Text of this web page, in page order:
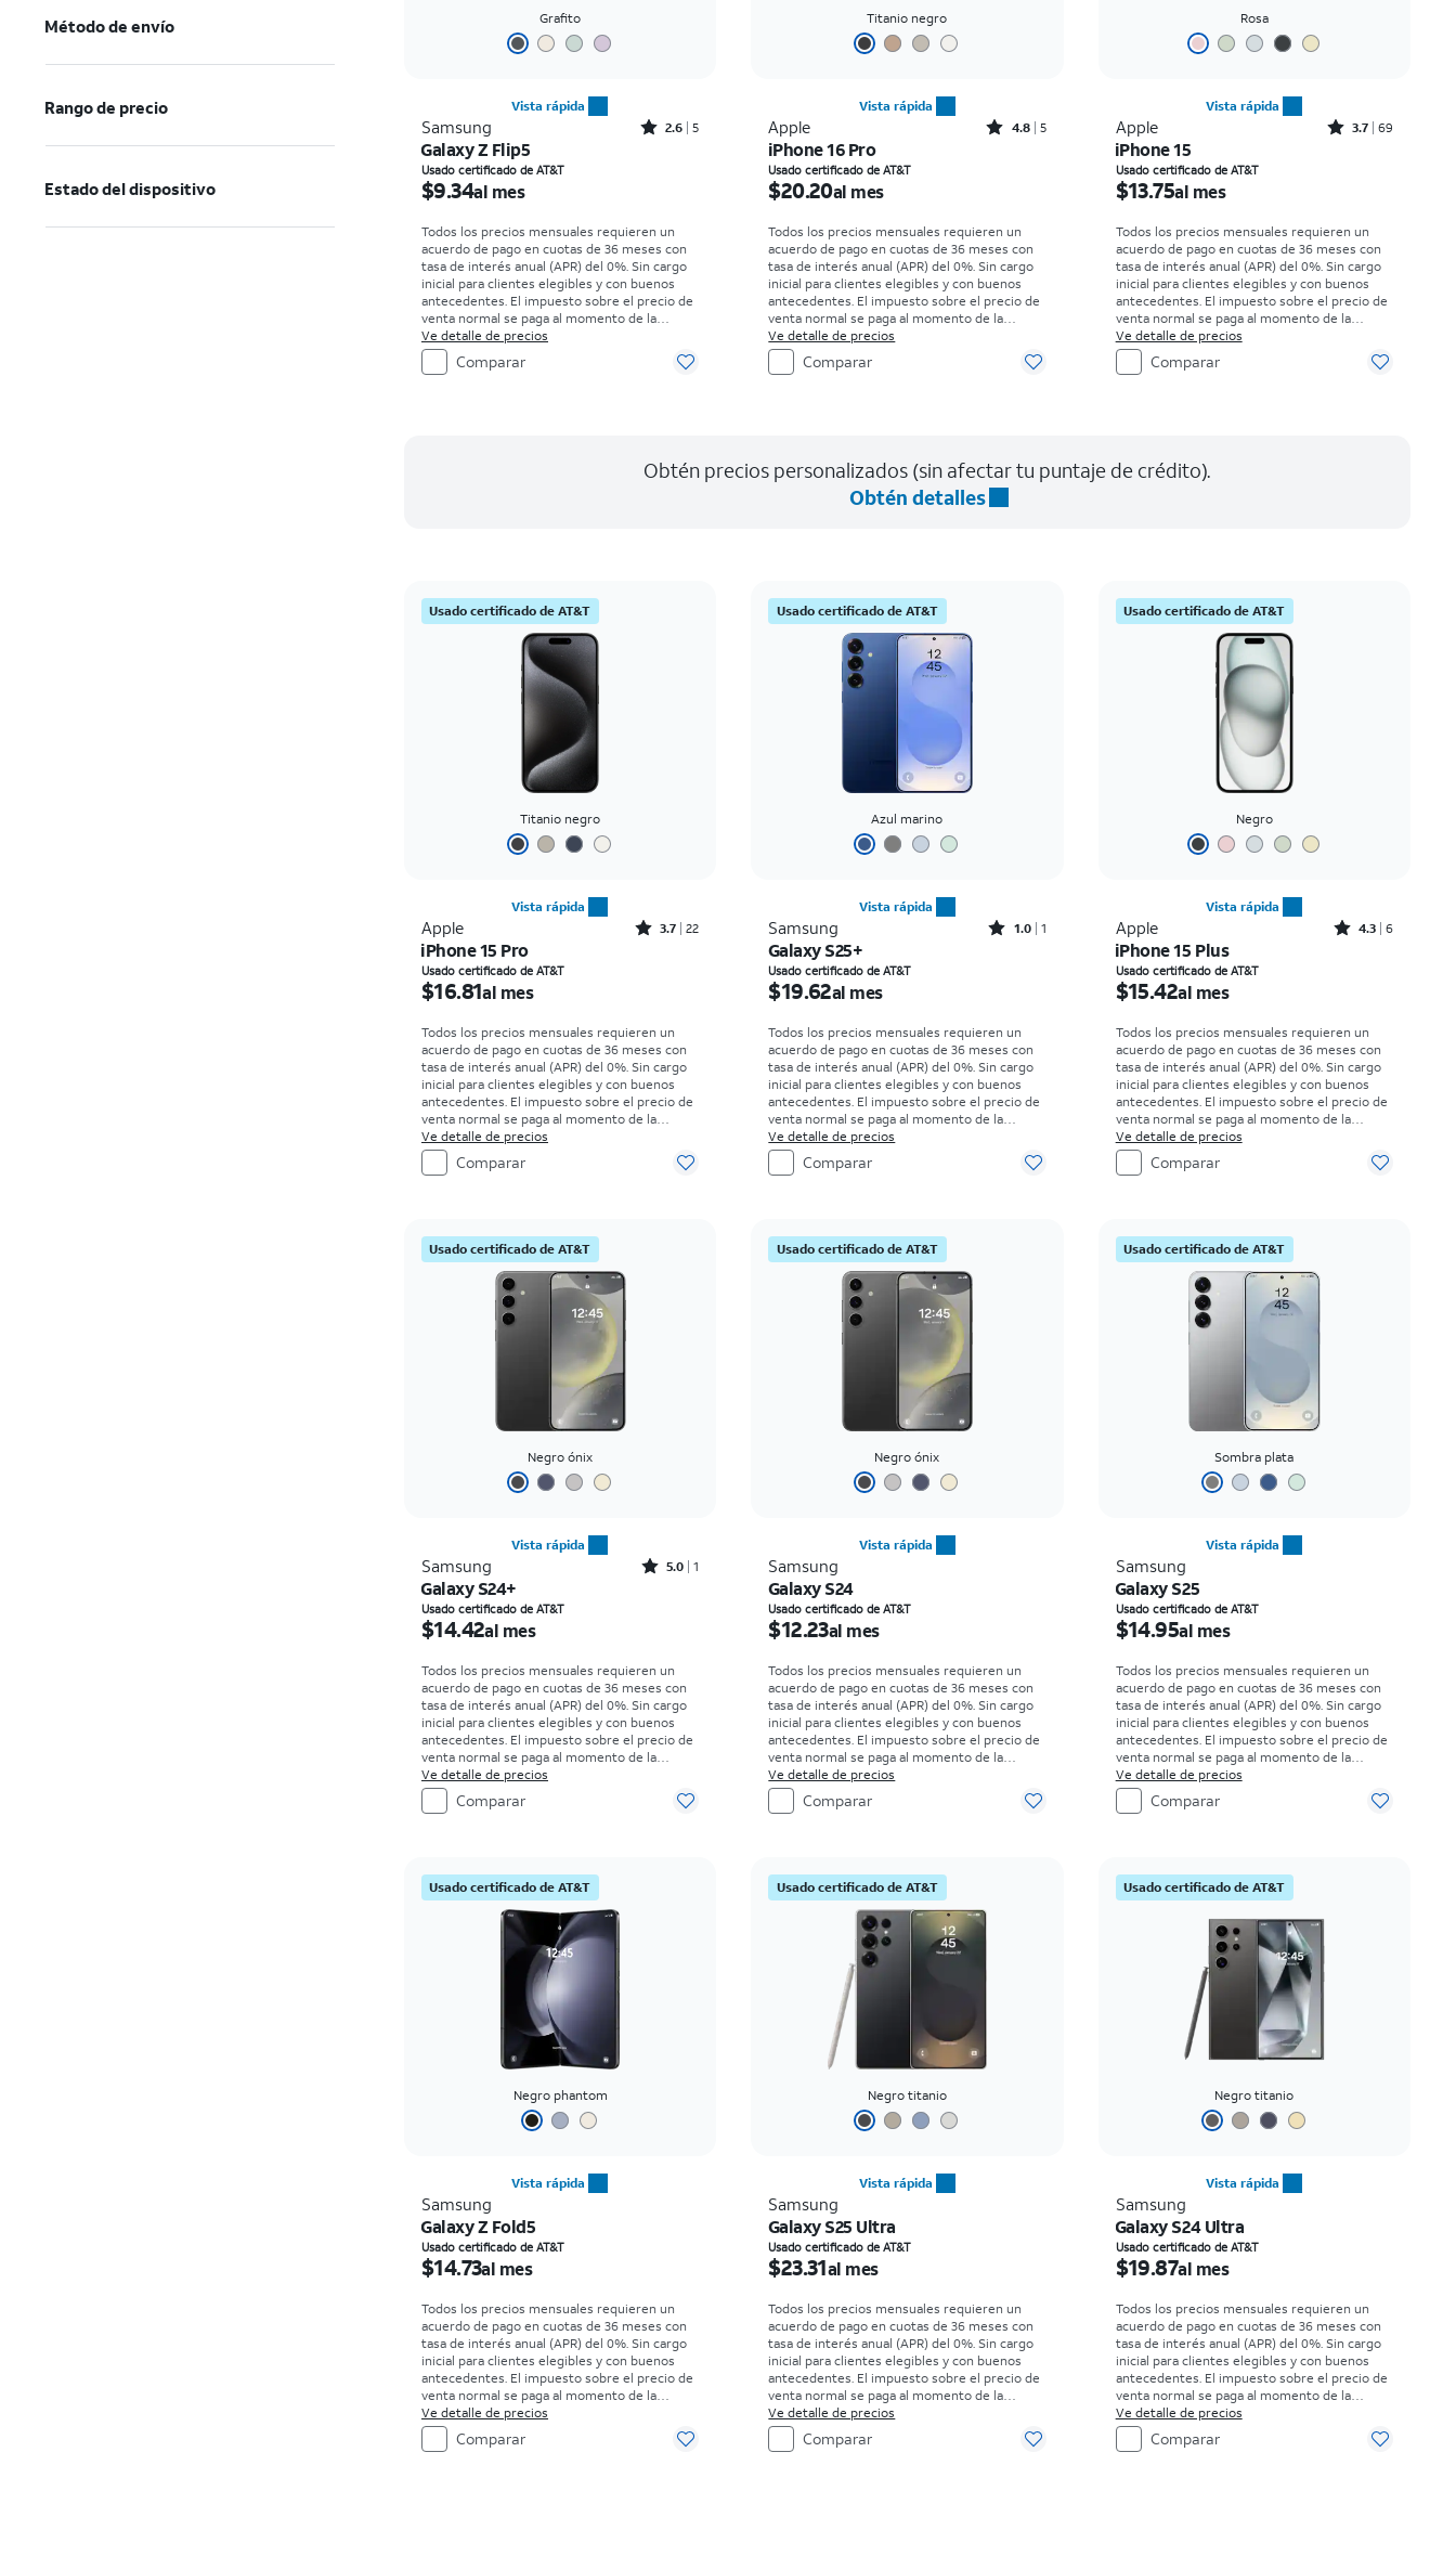
Método de envío
Rango de precio
Estado del dispositivo
Grafito
Vista rápida
Samsung Rated2.6out of 5 stars with5reviews
2.6 5
Galaxy Z Flip5
Usado certificado de AT&T
El precio es $9.34 per month
$9.34al mes
Todos los precios mensuales requieren un
acuerdo de pago en cuotas de 36 meses con
tasa de interés anual (APR) del 0%. Sin cargo
inicial para clientes elegibles y con buenos
antecedentes. El impuesto sobre el precio de
venta normal se paga al momento de la
compra. Existen restricciones.
Ve detalle de precios
Comparar
Titanio negro
Vista rápida
Apple Rated4.8out of 5 stars with5reviews
4.8 5
iPhone 16 Pro
Usado certificado de AT&T
El precio es $20.20 per month
$20.20al mes
Todos los precios mensuales requieren un
acuerdo de pago en cuotas de 36 meses con
tasa de interés anual (APR) del 0%. Sin cargo
inicial para clientes elegibles y con buenos
antecedentes. El impuesto sobre el precio de
venta normal se paga al momento de la
compra. Existen restricciones.
Ve detalle de precios
Comparar
Rosa
Vista rápida
Apple Rated3.7out of 5 stars with69reviews
3.7 69
iPhone 15
Usado certificado de AT&T
El precio es $13.75 per month
$13.75al mes
Todos los precios mensuales requieren un
acuerdo de pago en cuotas de 36 meses con
tasa de interés anual (APR) del 0%. Sin cargo
inicial para clientes elegibles y con buenos
antecedentes. El impuesto sobre el precio de
venta normal se paga al momento de la
compra. Existen restricciones.
Ve detalle de precios
Comparar
Obtén precios personalizados (sin afectar tu puntaje de crédito).
Obtén detalles
Usado certificado de AT&T
Titanio negro
Vista rápida
Apple Rated3.7out of 5 stars with22reviews
3.7 22
iPhone 15 Pro
Usado certificado de AT&T
El precio es $16.81 per month
$16.81al mes
Todos los precios mensuales requieren un
acuerdo de pago en cuotas de 36 meses con
tasa de interés anual (APR) del 0%. Sin cargo
inicial para clientes elegibles y con buenos
antecedentes. El impuesto sobre el precio de
venta normal se paga al momento de la
compra. Existen restricciones.
Ve detalle de precios
Comparar
Usado certificado de AT&T
Azul marino
Vista rápida
Samsung Rated1out of 5 stars with1reviews
1.0 1
Galaxy S25+
Usado certificado de AT&T
El precio es $19.62 per month
$19.62al mes
Todos los precios mensuales requieren un
acuerdo de pago en cuotas de 36 meses con
tasa de interés anual (APR) del 0%. Sin cargo
inicial para clientes elegibles y con buenos
antecedentes. El impuesto sobre el precio de
venta normal se paga al momento de la
compra. Existen restricciones.
Ve detalle de precios
Comparar
Usado certificado de AT&T
Negro
Vista rápida
Apple Rated4.3out of 5 stars with6reviews
4.3 6
iPhone 15 Plus
Usado certificado de AT&T
El precio es $15.42 per month
$15.42al mes
Todos los precios mensuales requieren un
acuerdo de pago en cuotas de 36 meses con
tasa de interés anual (APR) del 0%. Sin cargo
inicial para clientes elegibles y con buenos
antecedentes. El impuesto sobre el precio de
venta normal se paga al momento de la
compra. Existen restricciones.
Ve detalle de precios
Comparar
Usado certificado de AT&T
Negro ónix
Vista rápida
Samsung Rated5out of 5 stars with1reviews
5.0 1
Galaxy S24+
Usado certificado de AT&T
El precio es $14.42 per month
$14.42al mes
Todos los precios mensuales requieren un
acuerdo de pago en cuotas de 36 meses con
tasa de interés anual (APR) del 0%. Sin cargo
inicial para clientes elegibles y con buenos
antecedentes. El impuesto sobre el precio de
venta normal se paga al momento de la
compra. Existen restricciones.
Ve detalle de precios
Comparar
Usado certificado de AT&T
Negro ónix
Vista rápida
Samsung
Galaxy S24
Usado certificado de AT&T
El precio es $12.23 per month
$12.23al mes
Todos los precios mensuales requieren un
acuerdo de pago en cuotas de 36 meses con
tasa de interés anual (APR) del 0%. Sin cargo
inicial para clientes elegibles y con buenos
antecedentes. El impuesto sobre el precio de
venta normal se paga al momento de la
compra. Existen restricciones.
Ve detalle de precios
Comparar
Usado certificado de AT&T
Sombra plata
Vista rápida
Samsung
Galaxy S25
Usado certificado de AT&T
El precio es $14.95 per month
$14.95al mes
Todos los precios mensuales requieren un
acuerdo de pago en cuotas de 36 meses con
tasa de interés anual (APR) del 0%. Sin cargo
inicial para clientes elegibles y con buenos
antecedentes. El impuesto sobre el precio de
venta normal se paga al momento de la
compra. Existen restricciones.
Ve detalle de precios
Comparar
Usado certificado de AT&T
Negro phantom
Vista rápida
Samsung
Galaxy Z Fold5
Usado certificado de AT&T
El precio es $14.73 per month
$14.73al mes
Todos los precios mensuales requieren un
acuerdo de pago en cuotas de 36 meses con
tasa de interés anual (APR) del 0%. Sin cargo
inicial para clientes elegibles y con buenos
antecedentes. El impuesto sobre el precio de
venta normal se paga al momento de la
compra. Existen restricciones.
Ve detalle de precios
Comparar
Usado certificado de AT&T
Negro titanio
Vista rápida
Samsung
Galaxy S25 Ultra
Usado certificado de AT&T
El precio es $23.31 per month
$23.31al mes
Todos los precios mensuales requieren un
acuerdo de pago en cuotas de 36 meses con
tasa de interés anual (APR) del 0%. Sin cargo
inicial para clientes elegibles y con buenos
antecedentes. El impuesto sobre el precio de
venta normal se paga al momento de la
compra. Existen restricciones.
Ve detalle de precios
Comparar
Usado certificado de AT&T
Negro titanio
Vista rápida
Samsung
Galaxy S24 Ultra
Usado certificado de AT&T
El precio es $19.87 per month
$19.87al mes
Todos los precios mensuales requieren un
acuerdo de pago en cuotas de 36 meses con
tasa de interés anual (APR) del 0%. Sin cargo
inicial para clientes elegibles y con buenos
antecedentes. El impuesto sobre el precio de
venta normal se paga al momento de la
compra. Existen restricciones.
Ve detalle de precios
Comparar